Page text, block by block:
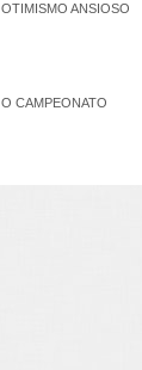
OTIMISMO ANSIOSO
O CAMPEONATO